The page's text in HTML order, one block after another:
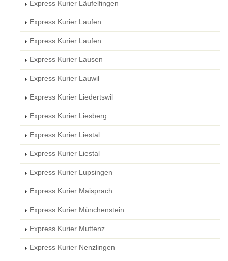
Express Kurier Läufelfingen
Express Kurier Laufen
Express Kurier Laufen
Express Kurier Lausen
Express Kurier Lauwil
Express Kurier Liedertswil
Express Kurier Liesberg
Express Kurier Liestal
Express Kurier Liestal
Express Kurier Lupsingen
Express Kurier Maisprach
Express Kurier Münchenstein
Express Kurier Muttenz
Express Kurier Nenzlingen